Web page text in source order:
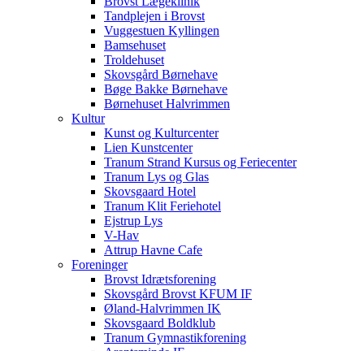
Tandplejen i Brovst
Vuggestuen Kyllingen
Bamsehuset
Troldehuset
Skovsgård Børnehave
Bøge Bakke Børnehave
Børnehuset Halvrimmen
Kultur
Kunst og Kulturcenter
Lien Kunstcenter
Tranum Strand Kursus og Feriecenter
Tranum Lys og Glas
Skovsgaard Hotel
Tranum Klit Feriehotel
Ejstrup Lys
V-Hav
Attrup Havne Cafe
Foreninger
Brovst Idrætsforening
Skovsgård Brovst KFUM IF
Øland-Halvrimmen IK
Skovsgaard Boldklub
Tranum Gymnastikforening